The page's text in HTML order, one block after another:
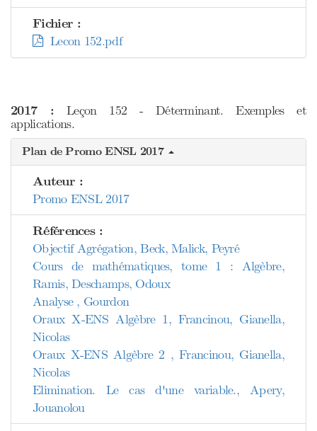
Fichier :
Lecon 152.pdf
2017 : Leçon 152 - Déterminant. Exemples et
applications.
Plan de Promo ENSL 2017
Auteur :
Promo ENSL 2017
Références :
Objectif Agrégation, Beck, Malick, Peyré
Cours de mathématiques, tome 1 : Algèbre,
Ramis, Deschamps, Odoux
Analyse , Gourdon
Oraux X-ENS Algèbre 1, Francinou, Gianella,
Nicolas
Oraux X-ENS Algèbre 2 , Francinou, Gianella,
Nicolas
Elimination. Le cas d'une variable., Apery,
Jouanolou